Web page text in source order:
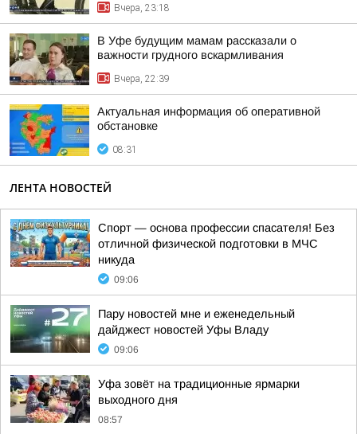
Вчера, 23:18
В Уфе будущим мамам рассказали о
важности грудного вскармливания
Вчера, 22:39
Актуальная информация об оперативной
обстановке
08:31
ЛЕНТА НОВОСТЕЙ
Спорт — основа профессии спасателя! Без
отличной физической подготовки в МЧС
никуда
09:06
Пару новостей мне и еженедельный
дайджест новостей Уфы Владу
09:06
Уфа зовёт на традиционные ярмарки
выходного дня
08:57